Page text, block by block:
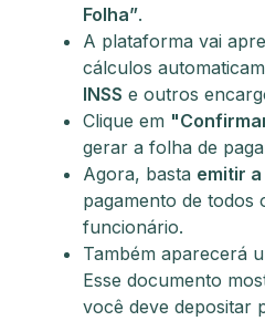
Folha”.
A plataforma vai
cálculos
INSS e outros
Clique em
gerar a folha de
Agora, basta emitir
pagamento de todos
funcionário.
Também aparecerá
Esse documento
você deve depositar